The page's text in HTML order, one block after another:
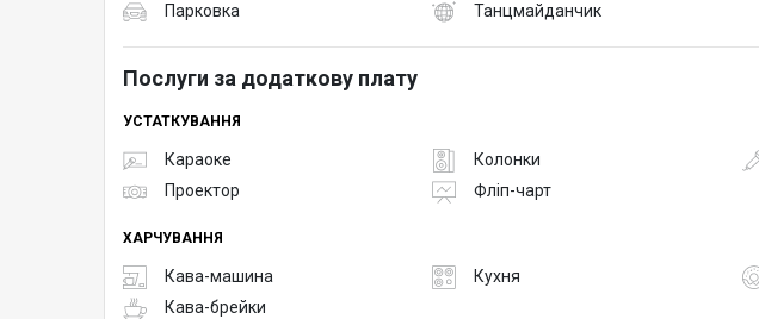
Парковка
Танцмайданчик
Послуги за додаткову плату
УСТАТКУВАННЯ
Караоке Колонки
Проектор
Фліп-чарт
ХАРЧУВАННЯ
Кава-машина Кухня
Кава-брейки